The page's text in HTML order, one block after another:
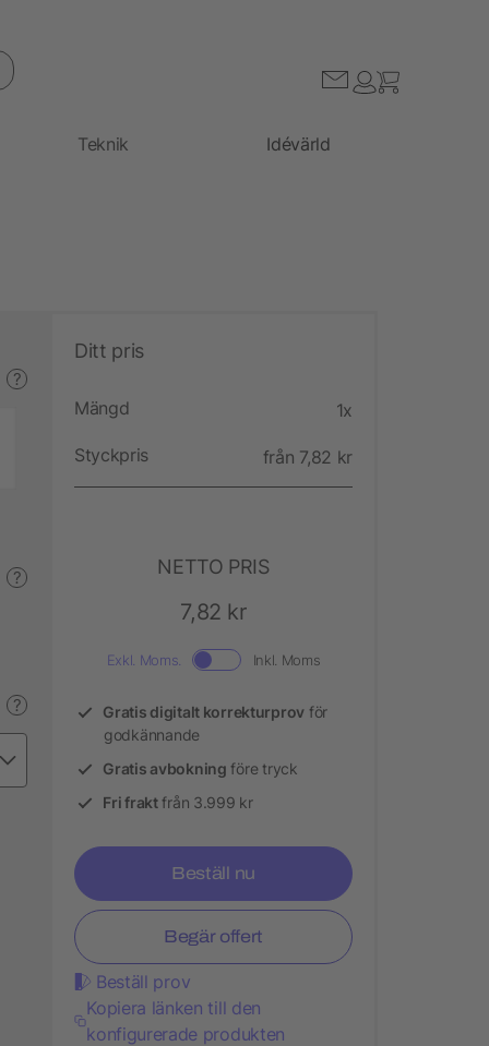
Teknik Idévärld
?
?
?
Ditt pris
Mängd 1x
Styckpris från 7,82 kr
NETTO PRIS
7,82 kr
Exkl. Moms. Inkl. Moms
Gratis digitalt korrekturprov för
godkännande
Gratis avbokning före tryck
Fri fraktfrån 3.999 kr
Beställ nu
Begär offert
Beställ prov
Kopiera länken till den
konfigurerade produkten